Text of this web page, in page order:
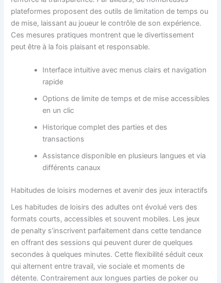
plateformes proposent des outils de limitation de temps ou
de mise, laissant au joueur le contrôle de son expérience.
Ces mesures pratiques montrent que le divertissement
peut être à la fois plaisant et responsable.
Interface intuitive avec menus clairs et navigation
rapide
Options de limite de temps et de mise accessibles
en un clic
Historique complet des parties et des
transactions
Assistance disponible en plusieurs langues et via
différents canaux
Habitudes de loisirs modernes et avenir des jeux interactifs
Les habitudes de loisirs des adultes ont évolué vers des
formats courts, accessibles et souvent mobiles. Les jeux
de penalty s’inscrivent parfaitement dans cette tendance
en offrant des sessions qui peuvent durer de quelques
secondes à quelques minutes. Cette flexibilité séduit ceux
qui alternent entre travail, vie sociale et moments de
détente. Contrairement aux longues parties de poker ou